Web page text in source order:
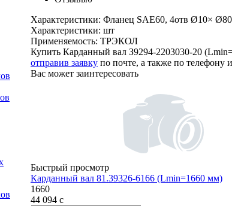
Характеристики: Фланец SAE60, 4отв Ø10×
Характеристики: шт
Применяемость: ТРЭКОЛ
Купить Карданный вал З9294-2203030-20
отправив заявку по почте, а также по телефону
Вас может заинтересовать
Быстрый просмотр
Карданный вал 81.39326-6166 (Lmin=1660 мм)
1660
44 094 c